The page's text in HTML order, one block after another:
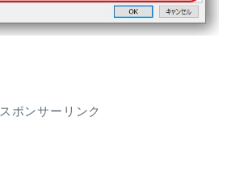
スポンサーリンク